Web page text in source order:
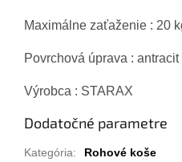
Maximálne zaťaženie : 20
Povrchová úprava : antracit
Výrobca : STARAX
Dodatočné parametre
Kategória:
Rohové koše